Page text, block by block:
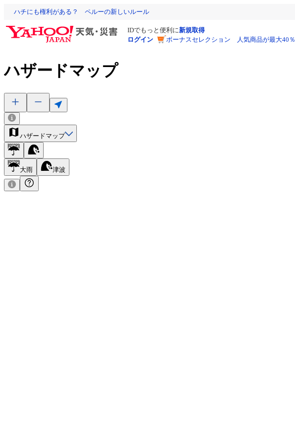
ハチにも権利がある？ ペルーの新しいルール
IDでもっと便利に新規取得
ログイン
ボーナスセレクション 人気商品が最大40％
ハザードマップ
ハザードマップ
大雨 津波